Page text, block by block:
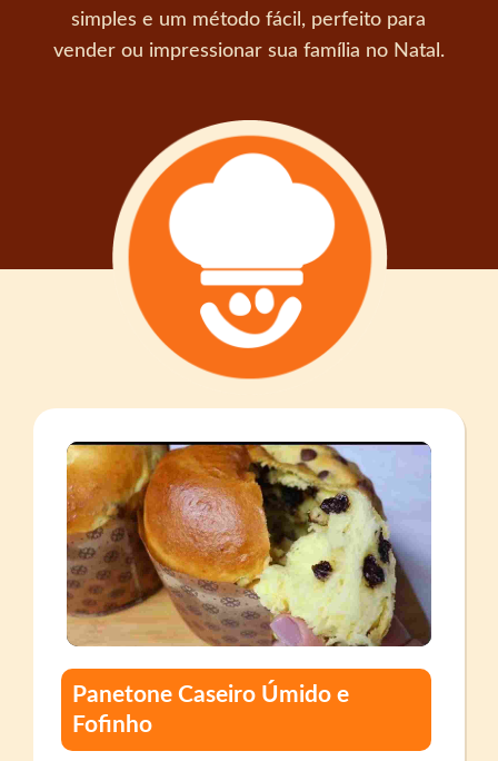
simples e um método fácil, perfeito para
vender ou impressionar sua família no Natal.
Panetone Caseiro Úmido e
Fofinho